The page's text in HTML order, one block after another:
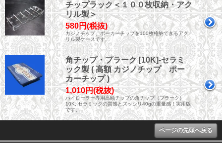
チップラック＜１００枚収納・アク
リル製＞
580円(税抜)
カジノチップ、ポーカーチップを100枚格納できるアク
リル製ケースです。
角チップ・プラーク [10K]-セラミ
ック製 ( 高額 カジノチップ ポー
カーチップ )
1,010円(税抜)
ハイローラー専用高額チップの角チップ（プラーク）
10K, セラミックの質感とズッシリ40gの重量感！実用版
です。
ページの先頭へ戻る